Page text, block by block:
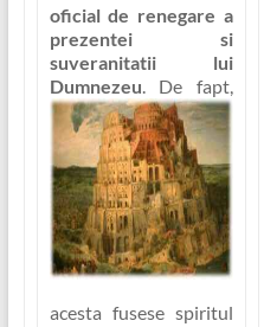
oficial de renegare a
prezentei si
suveranitatii lui
Dumnezeu.De fapt,
acesta fusese spiritul